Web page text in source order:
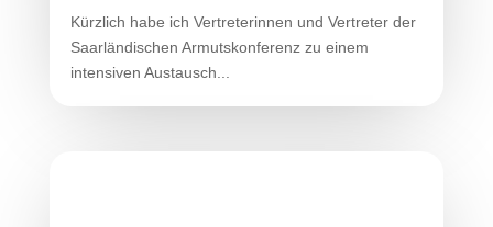
Kürzlich habe ich Vertreterinnen und Vertreter der
Saarländischen Armutskonferenz zu einem
intensiven Austausch...